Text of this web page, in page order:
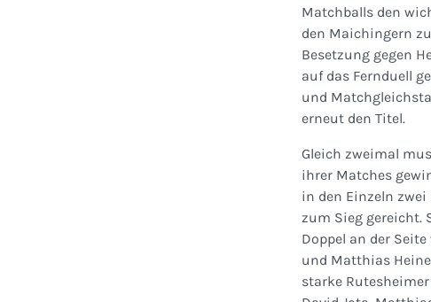
Matchballs den
den Maichingern
Besetzung gegen
auf das Fernduell
und
erneut den Titel.
Gleich zweimal
ihrer Matches
in den Einzeln
zum Sieg gereicht.
Doppel an der
und Matthias
starke